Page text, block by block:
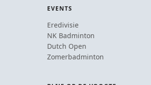
EVENTS
Eredivisie
NK Badminton
Dutch Open
Zomerbadminton